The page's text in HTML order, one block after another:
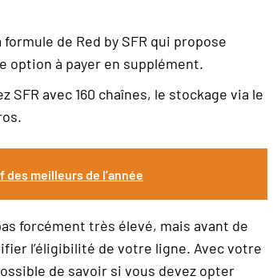
de Red by SFR qui propose
option à payer en supplément.
avec 160 chaînes, le stockage via le
meilleurs de l’année
forcément très élevé, mais avant de
l’éligibilité de votre ligne. Avec votre
de savoir si vous devez opter